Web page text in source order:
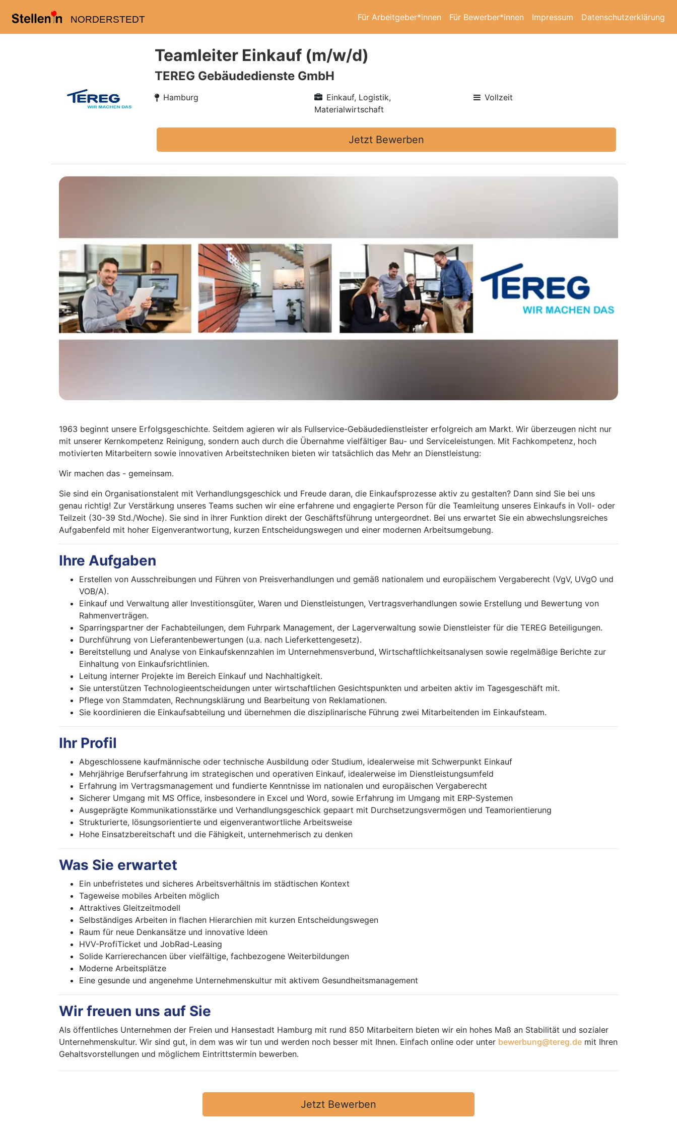
NORDERSTEDT Für Arbeitgeber*innen Für Bewerber*innen Impressum Datenschutzerklärung
Teamleiter Einkauf (m/w/d)
TEREG Gebäudedienste GmbH
Hamburg
Einkauf, Logistik,
Materialwirtschaft
Vollzeit
Jetzt Bewerben
1963 beginnt unsere Erfolgsgeschichte. Seitdem agieren wir als Fullservice-Gebäudedienstleister erfolgreich am Markt. Wir überzeugen nicht nur
mit unserer Kernkompetenz Reinigung, sondern auch durch die Übernahme vielfältiger Bau- und Serviceleistungen. Mit Fachkompetenz, hoch
motivierten Mitarbeitern sowie innovativen Arbeitstechniken bieten wir tatsächlich das Mehr an Dienstleistung:
Wir machen das - gemeinsam.
Sie sind ein Organisationstalent mit Verhandlungsgeschick und Freude daran, die Einkaufsprozesse aktiv zu gestalten? Dann sind Sie bei uns
genau richtig! Zur Verstärkung unseres Teams suchen wir eine erfahrene und engagierte Person für die Teamleitung unseres Einkaufs in Voll- oder
Teilzeit (30-39 Std./Woche). Sie sind in ihrer Funktion direkt der Geschäftsführung untergeordnet. Bei uns erwartet Sie ein abwechslungsreiches
Aufgabenfeld mit hoher Eigenverantwortung, kurzen Entscheidungswegen und einer modernen Arbeitsumgebung.
Ihre Aufgaben
Erstellen von Ausschreibungen und Führen von Preisverhandlungen und gemäß nationalem und europäischem Vergaberecht (VgV, UVgO und
VOB/A).
Einkauf und Verwaltung aller Investitionsgüter, Waren und Dienstleistungen, Vertragsverhandlungen sowie Erstellung und Bewertung von
Rahmenverträgen.
Sparringspartner der Fachabteilungen, dem Fuhrpark Management, der Lagerverwaltung sowie Dienstleister für die TEREG Beteiligungen.
Durchführung von Lieferantenbewertungen (u.a. nach Lieferkettengesetz).
Bereitstellung und Analyse von Einkaufskennzahlen im Unternehmensverbund, Wirtschaftlichkeitsanalysen sowie regelmäßige Berichte zur
Einhaltung von Einkaufsrichtlinien.
Leitung interner Projekte im Bereich Einkauf und Nachhaltigkeit.
Sie unterstützen Technologieentscheidungen unter wirtschaftlichen Gesichtspunkten und arbeiten aktiv im Tagesgeschäft mit.
Pflege von Stammdaten, Rechnungsklärung und Bearbeitung von Reklamationen.
Sie koordinieren die Einkaufsabteilung und übernehmen die disziplinarische Führung zwei Mitarbeitenden im Einkaufsteam.
Ihr Profil
Abgeschlossene kaufmännische oder technische Ausbildung oder Studium, idealerweise mit Schwerpunkt Einkauf
Mehrjährige Berufserfahrung im strategischen und operativen Einkauf, idealerweise im Dienstleistungsumfeld
Erfahrung im Vertragsmanagement und fundierte Kenntnisse im nationalen und europäischen Vergaberecht
Sicherer Umgang mit MS Office, insbesondere in Excel und Word, sowie Erfahrung im Umgang mit ERP-Systemen
Ausgeprägte Kommunikationsstärke und Verhandlungsgeschick gepaart mit Durchsetzungsvermögen und Teamorientierung
Strukturierte, lösungsorientierte und eigenverantwortliche Arbeitsweise
Hohe Einsatzbereitschaft und die Fähigkeit, unternehmerisch zu denken
Was Sie erwartet
Ein unbefristetes und sicheres Arbeitsverhältnis im städtischen Kontext
Tageweise mobiles Arbeiten möglich
Attraktives Gleitzeitmodell
Selbständiges Arbeiten in flachen Hierarchien mit kurzen Entscheidungswegen
Raum für neue Denkansätze und innovative Ideen
HVV-ProfiTicket und JobRad-Leasing
Solide Karrierechancen über vielfältige, fachbezogene Weiterbildungen
Moderne Arbeitsplätze
Eine gesunde und angenehme Unternehmenskultur mit aktivem Gesundheitsmanagement
Wir freuen uns auf Sie
Als öffentliches Unternehmen der Freien und Hansestadt Hamburg mit rund 850 Mitarbeitern bieten wir ein hohes Maß an Stabilität und sozialer
Unternehmenskultur. Wir sind gut, in dem was wir tun und werden noch besser mit Ihnen. Einfach online oder unter bewerbung@tereg.de mit Ihren
Gehaltsvorstellungen und möglichem Eintrittstermin bewerben.
Jetzt Bewerben